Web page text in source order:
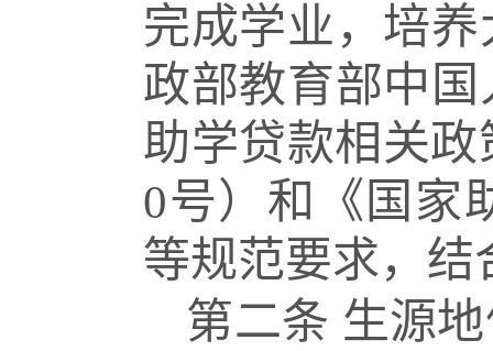
完成学业，培
政部教育部中
助学贷款相关政
0号）和《国家
等规范要求，结
第二条 生源